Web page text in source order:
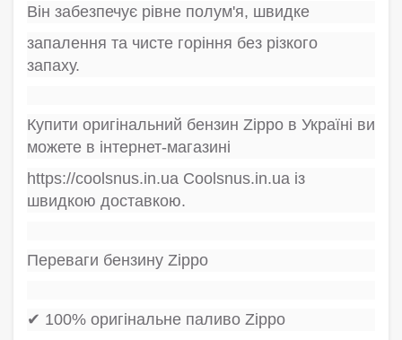
Він забезпечує рівне полум'я, швидке
запалення та чисте горіння без різкого
запаху.
Купити оригінальний бензин Zippo в Україні ви
можете в інтернет-магазині
https://coolsnus.in.ua Coolsnus.in.ua із
швидкою доставкою.
Переваги бензину Zippo
✔ 100% оригінальне паливо Zippo